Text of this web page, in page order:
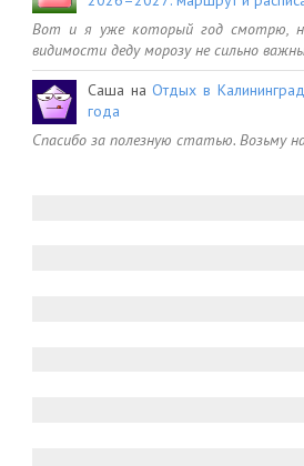
Вот и я уже который год смотрю,
видимости деду морозу не сильно
Саша наОтдых в
года
Спасибо за полезную статью. Возьму